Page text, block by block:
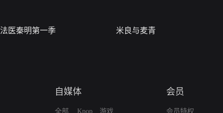
法医秦明第一季 米良与麦青
自媒体
全部
Kpop
游戏
会员
会员特权